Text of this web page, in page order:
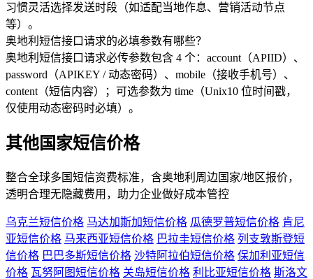
习惯灵活选择发送时段（如适配当地作息、营销活动节点
等）。
奥地利短信接口请求的必填参数有哪些？
奥地利短信接口请求必传参数包含 4 个：account（APIID）、
password（APIKEY / 动态密码）、mobile（接收手机号）、
content（短信内容）；可选参数为 time（Unix10 位时间戳，
仅使用动态密码时必填）。
其他国家短信价格
整合全球多国短信资费标准，含奥地利 周边国家/地区报价，
透明合理无隐藏费用，助力企业做好成本管控
乌克兰短信价格 马达加斯加短信价格 瓜德罗普短信价格 肯尼
亚短信价格 马来西亚短信价格 巴拉圭短信价格 列支敦斯登短
信价格 巴巴多斯短信价格 沙特阿拉伯短信价格 保加利亚短信
价格 瓦努阿图短信价格 关岛短信价格 利比亚短信价格 斯洛文